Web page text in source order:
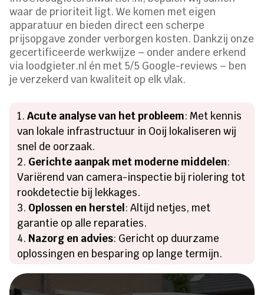
waar de prioriteit ligt. We komen met eigen
apparatuur en bieden direct een scherpe
prijsopgave zonder verborgen kosten. Dankzij onze
gecertificeerde werkwijze – onder andere erkend
via loodgieter.nl én met 5/5 Google-reviews – ben
je verzekerd van kwaliteit op elk vlak.
Acute analyse van het probleem: Met kennis
van lokale infrastructuur in Ooij lokaliseren wij
snel de oorzaak.
Gerichte aanpak met moderne middelen:
Variërend van camera-inspectie bij riolering tot
rookdetectie bij lekkages.
Oplossen en herstel : Altijd netjes, met
garantie op alle reparaties.
Nazorg en advies: Gericht op duurzame
oplossingen en besparing op lange termijn.